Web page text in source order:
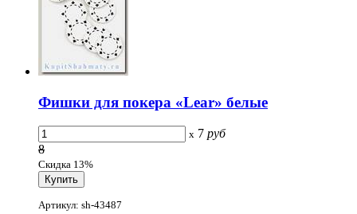
Фишки для покера «Lear» белые
x 7 руб
8
Скидка 13%
Артикул: sh-43487